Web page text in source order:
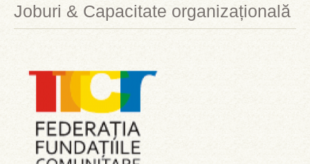
Joburi & Capacitate organizațională